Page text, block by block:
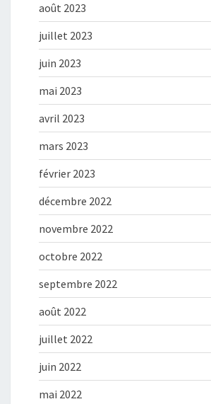
août 2023
juillet 2023
juin 2023
mai 2023
avril 2023
mars 2023
février 2023
décembre 2022
novembre 2022
octobre 2022
septembre 2022
août 2022
juillet 2022
juin 2022
mai 2022